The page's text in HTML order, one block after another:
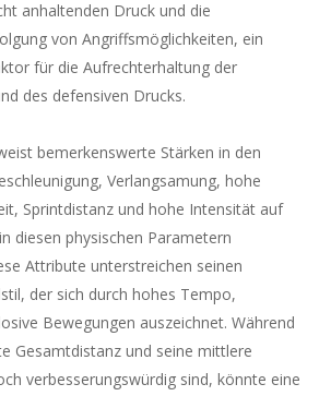
anhaltenden Druck und die
von Angriffsmöglichkeiten, ein
für die Aufrechterhaltung der
des defensiven Drucks.
bemerkenswerte Stärken in den
Verlangsamung, hohe
Sprintdistanz und hohe Intensität auf
diesen physischen Parametern
Attribute unterstreichen seinen
der sich durch hohes Tempo,
Bewegungen auszeichnet. Während
Gesamtdistanz und seine mittlere
verbesserungswürdig sind, könnte eine